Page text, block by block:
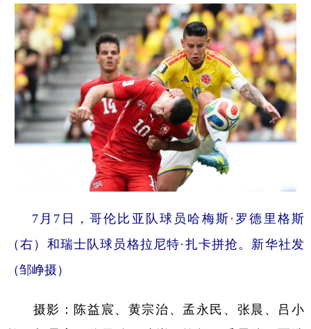
7月7日，哥伦比亚队球员哈梅斯·罗德里格斯
（右）和瑞士队球员格拉尼特·扎卡拼抢。新华社发
（邹峥摄）
摄影：陈益宸、黄宗治、孟永民、张晨、吕小